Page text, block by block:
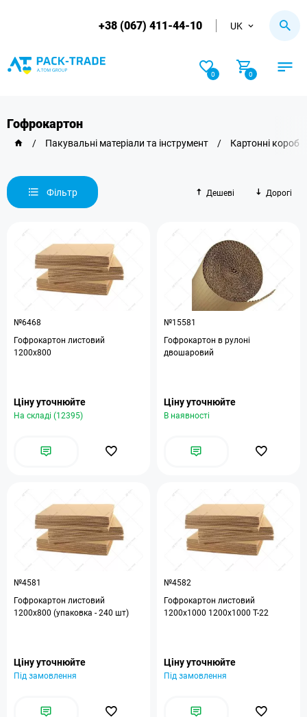
+38 (067) 411-44-10 UK
0 0
Гофрокартон
/ Пакувальні матеріали та інструмент / Картонні
Фільтр Дешеві Дорогі
№6468
Гофрокартон листовий
1200х800
Ціну уточнюйте
На складі (12395)
№15581
Гофрокартон в рулоні
двошаровий
Ціну уточнюйте
В наявності
№4581
Гофрокартон листовий
1200x800 (упаковка - 240 шт)
Ціну уточнюйте
Під замовлення
№4582
Гофрокартон листовий
1200x1000 1200x1000 Т-22
Ціну уточнюйте
Під замовлення